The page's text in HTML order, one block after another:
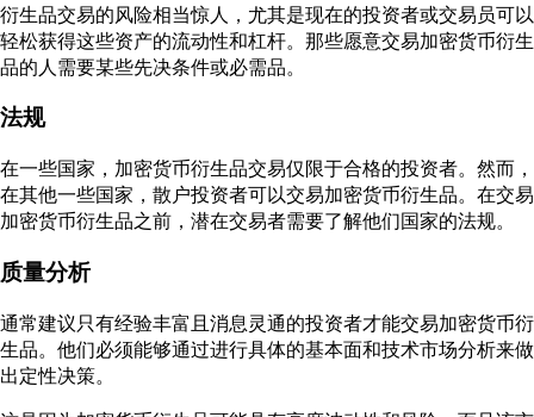
衍生品交易的风险相当惊人，尤其是现在的投资者或交易员可以
轻松获得这些资产的流动性和杠杆。那些愿意交易加密货币衍生
品的人需要某些先决条件或必需品。
法规
在一些国家，加密货币衍生品交易仅限于合格的投资者。然而，
在其他一些国家，散户投资者可以交易加密货币衍生品。在交易
加密货币衍生品之前，潜在交易者需要了解他们国家的法规。
质量分析
通常建议只有经验丰富且消息灵通的投资者才能交易加密货币衍
生品。他们必须能够通过进行具体的基本面和技术市场分析来做
出定性决策。